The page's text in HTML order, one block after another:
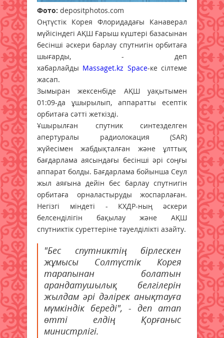
Фото: depositphotos.com
Оңтүстік Корея Флоридадағы Канаверал
мүйісіндегі АҚШ Ғарыш күштері базасынан
бесінші әскери барлау спутнигін орбитаға
шығарды, - деп
хабарлайды Massaget.kz Space-ке сілтеме
жасап.
Зымыран жексенбіде АҚШ уақытымен
01:09-да ұшырылып, аппаратты есептік
орбитаға сәтті жеткізді.
Ұшырылған спутник синтезделген
апертуралы радиолокация (SAR)
жүйесімен жабдықталған және ұлттық
бағдарлама аясындағы бесінші әрі соңғы
аппарат болды. Бағдарлама бойынша Сеул
жыл аяғына дейін бес барлау спутнигін
орбитаға орналастыруды жоспарлаған.
Негізгі міндеті - КХДР-ның әскери
белсенділігін бақылау және АҚШ
спутниктік суреттеріне тәуелділікті азайту.
"Бес спутниктің бірлескен
жұмысы Солтүстік Корея
тарапынан болатын
арандатушылық белгілерін
жылдам әрі дәлірек анықтауға
мүмкіндік береді", - деп атап
өтті елдің Қорғаныс
министрлігі.